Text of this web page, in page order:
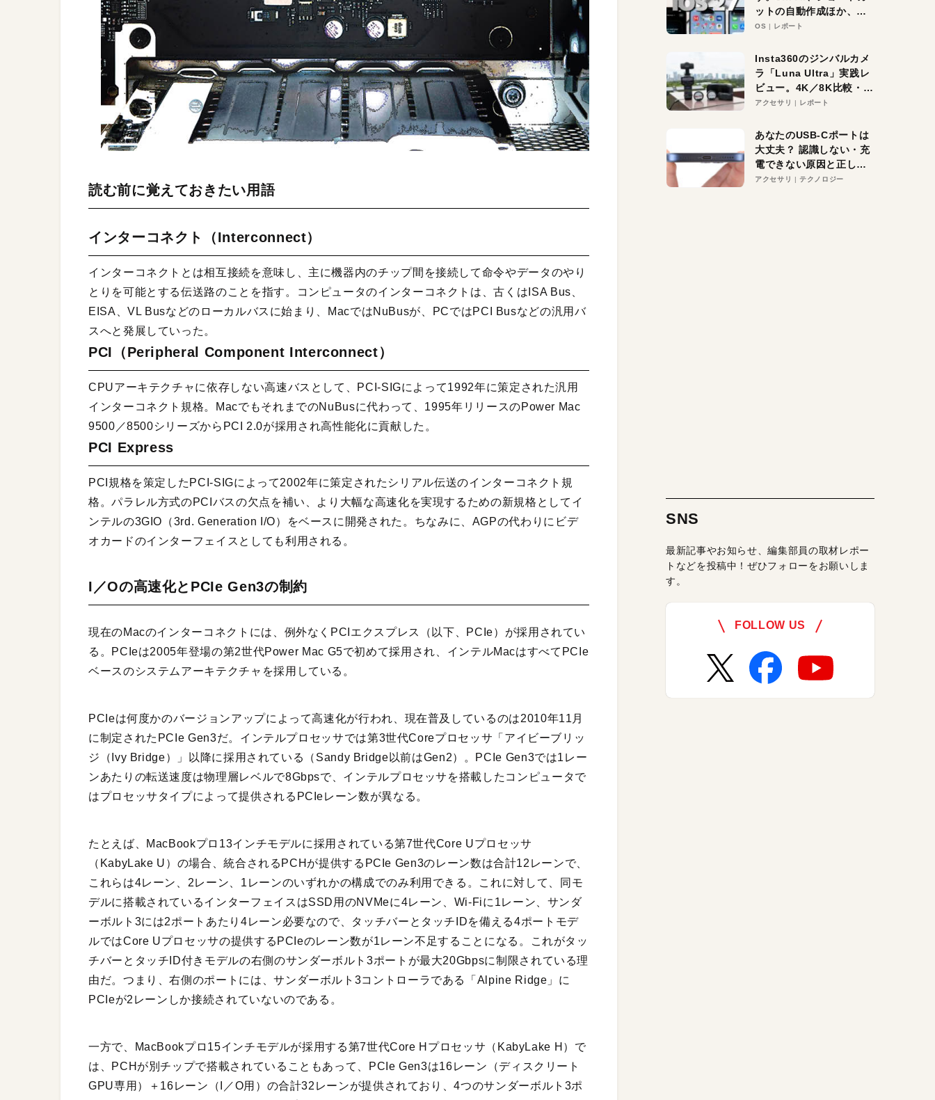
読む前に覚えておきたい用語
インターコネクト（Interconnect）
インターコネクトとは相互接続を意味し、主に機器内のチップ間を接続して命令やデータのやり
とりを可能とする伝送路のことを指す。コンピュータのインターコネクトは、古くはISA Bus、
EISA、VL Busなどのローカルバスに始まり、MacではNuBusが、PCではPCI Busなどの汎用バ
スへと発展していった。
PCI（Peripheral Component Interconnect）
CPUアーキテクチャに依存しない高速バスとして、PCI-SIGによって1992年に策定された汎用
インターコネクト規格。MacでもそれまでのNuBusに代わって、1995年リリースのPower Mac
9500／8500シリーズからPCI 2.0が採用され高性能化に貢献した。
PCI Express
PCI規格を策定したPCI-SIGによって2002年に策定されたシリアル伝送のインターコネクト規
格。パラレル方式のPCIバスの欠点を補い、より大幅な高速化を実現するための新規格としてイ
ンテルの3GIO（3rd. Generation I/O）をベースに開発された。ちなみに、AGPの代わりにビデ
オカードのインターフェイスとしても利用される。
I／Oの高速化とPCIe Gen3の制約
現在のMacのインターコネクトには、例外なくPCIエクスプレス（以下、PCIe）が採用されてい
る。PCIeは2005年登場の第2世代Power Mac G5で初めて採用され、インテルMacはすべてPCIe
ベースのシステムアーキテクチャを採用している。
PCIeは何度かのバージョンアップによって高速化が行われ、現在普及しているのは2010年11月
に制定されたPCIe Gen3だ。インテルプロセッサでは第3世代Coreプロセッサ「アイビーブリッ
ジ（Ivy Bridge）」以降に採用されている（Sandy Bridge以前はGen2）。PCIe Gen3では1レー
ンあたりの転送速度は物理層レベルで8Gbpsで、インテルプロセッサを搭載したコンピュータで
はプロセッサタイプによって提供されるPCIeレーン数が異なる。
たとえば、MacBookプロ13インチモデルに採用されている第7世代Core Uプロセッサ
（KabyLake U）の場合、統合されるPCHが提供するPCIe Gen3のレーン数は合計12レーンで、
これらは4レーン、2レーン、1レーンのいずれかの構成でのみ利用できる。これに対して、同モ
デルに搭載されているインターフェイスはSSD用のNVMeに4レーン、Wi-Fiに1レーン、サンダ
ーボルト3には2ポートあたり4レーン必要なので、タッチバーとタッチIDを備える4ポートモデ
ルではCore Uプロセッサの提供するPCIeのレーン数が1レーン不足することになる。これがタッ
チバーとタッチID付きモデルの右側のサンダーボルト3ポートが最大20Gbpsに制限されている理
由だ。つまり、右側のポートには、サンダーボルト3コントローラである「Alpine Ridge」に
PCIeが2レーンしか接続されていないのである。
一方で、MacBookプロ15インチモデルが採用する第7世代Core Hプロセッサ（KabyLake H）で
は、PCHが別チップで搭載されていることもあって、PCIe Gen3は16レーン（ディスクリート
GPU専用）＋16レーン（I／O用）の合計32レーンが提供されており、4つのサンダーボルト3ポ
ットの自動作成ほか、期
待大の便利機能5選。
る未来はすぐそこ！
OS レポート
Insta360のジンバルカメ
ラ「Luna Ultra」実践レ
ビュー。4K／8K比較・ズ
ーム・夜間撮影をチェッ
アクセサリ レポート
あなたのUSB-Cポートは
大丈夫？ 認識しない・充
電できない原因と正しい
対策
アクセサリ テクノロジー
SNS
最新記事やお知らせ、編集部員の取材レポー
トなどを投稿中！ぜひフォローをお願いしま
す。
FOLLOW US